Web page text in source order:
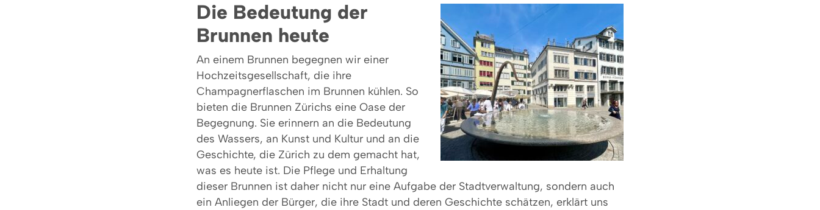
Die Bedeutung der
Brunnen heute
An einem Brunnen begegnen wir einer
Hochzeitsgesellschaft, die ihre
Champagnerflaschen im Brunnen kühlen. So
bieten die Brunnen Zürichs eine Oase der
Begegnung. Sie erinnern an die Bedeutung
des Wassers, an Kunst und Kultur und an die
Geschichte, die Zürich zu dem gemacht hat,
was es heute ist. Die Pflege und Erhaltung
dieser Brunnen ist daher nicht nur eine Aufgabe der Stadtverwaltung, sondern auch
ein Anliegen der Bürger, die ihre Stadt und deren Geschichte schätzen, erklärt uns